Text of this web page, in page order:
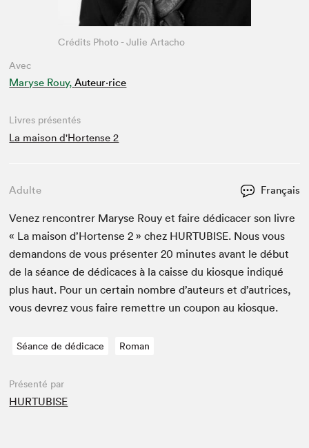
Avec
Maryse Rouy, Auteur·rice
Crédits Photo - Julie Artacho
Livres présentés
La maison d'Hortense 2
Adulte Français
Venez ren­con­tr­er Maryse Rouy et faire dédi­cac­er son livre
« La mai­son d’Hort­ense2 » chez HUR­TUBISE. Nous vous
deman­dons de vous présen­ter20 min­utes avant le début
de la séance de dédi­caces à la caisse du kiosque indiqué
plus haut. Pour un cer­tain nom­bre d’auteurs et d’autrices,
vous devrez vous faire remet­tre un coupon au kiosque.
Séance de dédicace Roman
Présenté par
HURTUBISE